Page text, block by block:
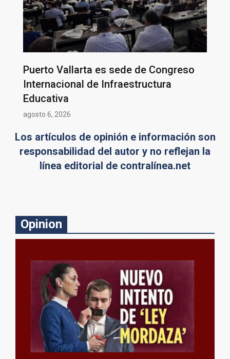
Puerto Vallarta es sede de Congreso
Internacional de Infraestructura
Educativa
agosto 6, 2026
Los artículos de opinión e información son
responsabilidad del autor y no reflejan la
línea editorial de contralínea.net
Opinion